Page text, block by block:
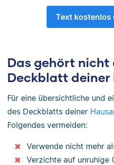
Text kostenlos
Das gehört nicht
Deckblatt deiner
Für eine übersichtliche und
des Deckblatts deiner
Folgendes vermeiden:
Verwende nicht mehr
Verzichte auf unruhige